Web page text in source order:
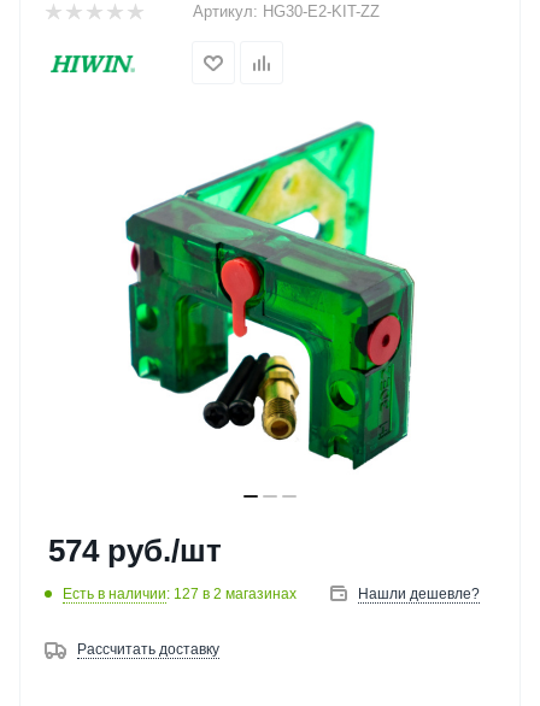
Артикул: HG30-E2-KIT-ZZ
574руб./шт
Есть в наличии: 127 в 2 магазинах Нашли дешевле?
Рассчитать доставку